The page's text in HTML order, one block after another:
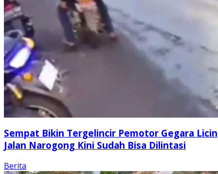
Sempat Bikin Tergelincir Pemotor Gegara
Jalan Narogong Kini Sudah Bisa Dilintasi
Berita